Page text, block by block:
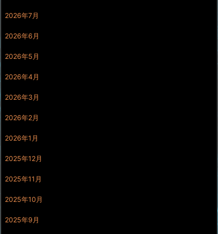
2026年7月
2026年6月
2026年5月
2026年4月
2026年3月
2026年2月
2026年1月
2025年12月
2025年11月
2025年10月
2025年9月